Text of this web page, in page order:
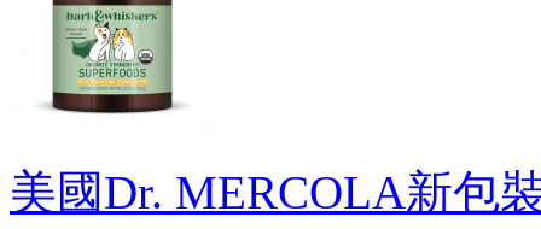
美國Dr. MERCOLA新包